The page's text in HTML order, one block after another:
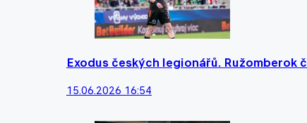
Exodus českých legionářů. Ružomberok
15.06.2026 16:54